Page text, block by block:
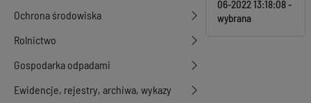
Ochrona środowiska
Rolnictwo
Gospodarka odpadami
Ewidencje, rejestry, archiwa, wykazy
06-2022 13:18:08